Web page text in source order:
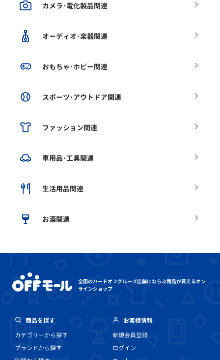
カメラ･電化製品関連
オーディオ･楽器関連
おもちゃ･ホビー関連
スポーツ･アウトドア関連
ファッション関連
車用品･工具関連
生活用品関連
お酒関連
全国のハードオフグループ店舗にならぶ商品が買えるオン
ラインショップ
商品を探す
カテゴリーから探す
ブランドから探す
お客様情報
新規会員登録
ログイン